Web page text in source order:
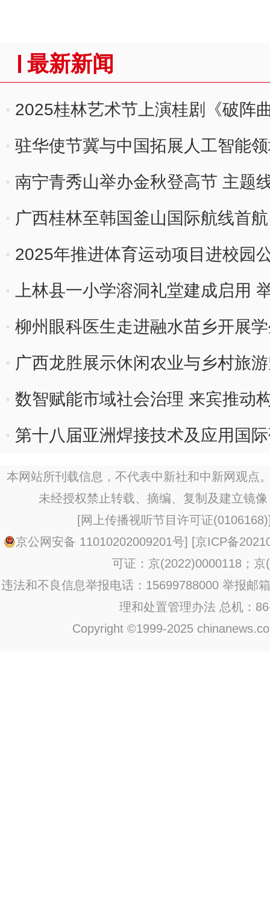
最新新闻
2025桂林艺术节上演桂剧《破阵
驻华使节冀与中国拓展人工智能
南宁青秀山举办金秋登高节 主题
广西桂林至韩国釜山国际航线首航
2025年推进体育运动项目进校园
上林县一小学溶洞礼堂建成启用
柳州眼科医生走进融水苗乡开展
广西龙胜展示休闲农业与乡村旅
数智赋能市域社会治理 来宾推动
第十八届亚洲焊接技术及应用国
本网站所刊载信息，不代表中新社和中新网观点
未经授权禁止转载、摘编、复制及建立镜
[网上传播视听节目许可证(0106168)
京公网安备 11010202009201号] [京ICP备
可证：京(2022)0000118；京
违法和不良信息举报电话：15699788000 举报邮
理和处置管理办法 总机：
Copyright ©1999-2025